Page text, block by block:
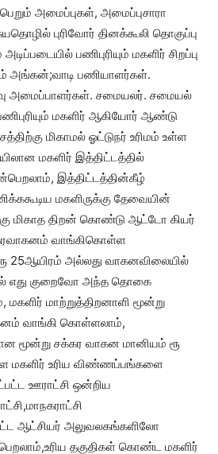
அமைப்புகள், அமைப்புசாரா
புரிவோர் தினக்கூலி தொகுப்பு
பணிபுரியும் மகளிர் சிறப்பு
அங்கன்;வாடி பணியாளர்கள்.
அமைப்பாளர்கள். சமையலர். சமையல்
மகளிர் ஆகியோர் ஆண்டு
மிகாமல் ஓட்டுநர் உரிமம் உள்ள
மகளிர் இத்திட்டத்தில்
இத்திட்டத்தின்கீழ்
மகளிருக்கு தேவையின்
மிகாத திறன் கொண்டு ஆட்டோ கியர்
வாங்கிகொள்ள
25ஆயிரம் அல்லது வாகனவிலையில்
எது குறைவோ அந்த தொகை
மாற்றுத்திறனாளி மூன்று
வாங்கி கொள்ளலாம்,
மூன்று சக்கர வாகன மானியம் ரூ
மகளிர் உரிய விண்ணப்பங்களை
ஊராட்சி ஒன்றிய
ஆட்சியர் அலுவலகங்களிலோ
தகுதிகள் கொண்ட மகளிர்